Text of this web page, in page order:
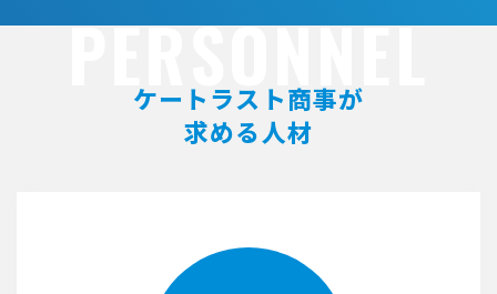
PERSONNEL
ケートラスト商事が
求める人材